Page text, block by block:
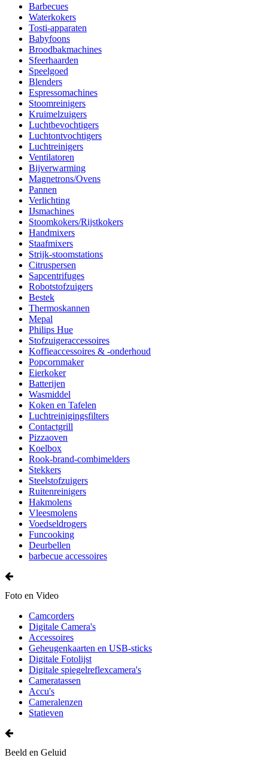
Barbecues
Waterkokers
Tosti-apparaten
Babyfoons
Broodbakmachines
Sfeerhaarden
Speelgoed
Blenders
Espressomachines
Stoomreinigers
Kruimelzuigers
Luchtbevochtigers
Luchtontvochtigers
Luchtreinigers
Ventilatoren
Bijverwarming
Magnetrons/Ovens
Pannen
Verlichting
IJsmachines
Stoomkokers/Rijstkokers
Handmixers
Staafmixers
Strijk-stoomstations
Citruspersen
Sapcentrifuges
Robotstofzuigers
Bestek
Thermoskannen
Mepal
Philips Hue
Stofzuigeraccessoires
Koffieaccessoires & -onderhoud
Popcornmaker
Eierkoker
Batterijen
Wasmiddel
Koken en Tafelen
Luchtreinigingsfilters
Contactgrill
Pizzaoven
Koelbox
Rook-brand-combimelders
Stekkers
Steelstofzuigers
Ruitenreinigers
Hakmolens
Vleesmolens
Voedseldrogers
Funcooking
Deurbellen
barbecue accessoires
Foto en Video
Camcorders
Digitale Camera's
Accessoires
Geheugenkaarten en USB-sticks
Digitale Fotolijst
Digitale spiegelreflexcamera's
Cameratassen
Accu's
Cameralenzen
Statieven
Beeld en Geluid